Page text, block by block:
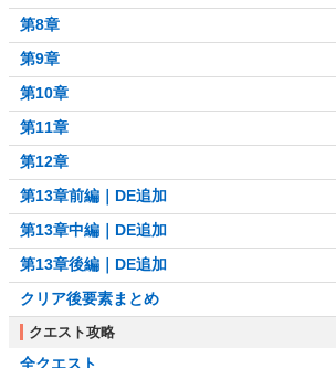
第8章
第9章
第10章
第11章
第12章
第13章前編｜DE追加
第13章中編｜DE追加
第13章後編｜DE追加
クリア後要素まとめ
クエスト攻略
全クエスト